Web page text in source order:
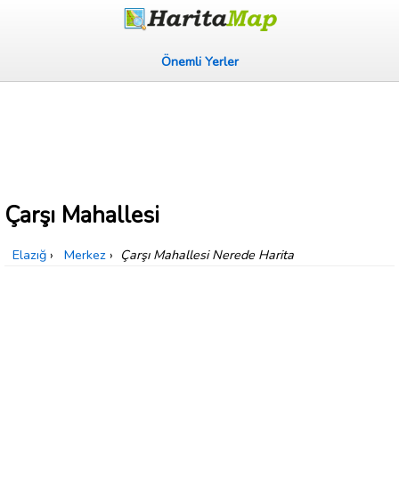
Önemli Yerler
Çarşı Mahallesi
Elazığ › Merkez › Çarşı Mahallesi Nerede Harita